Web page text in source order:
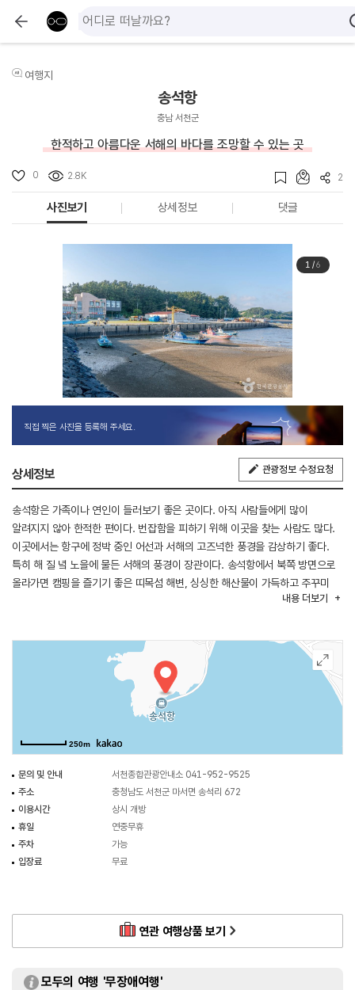
여행지
송석항
충남 서천군
한적하고 아름다운 서해의 바다를 조망할 수 있는 곳
0 2.8K 2
사진보기 상세정보 댓글
1/6
직접 찍은 사진을 등록해 주세요.
상세정보 관광정보 수정요청
송석항은 가족이나 연인이 들러보기 좋은 곳이다. 아직 사람들에게 많이
알려지지 않아 한적한 편이다. 번잡함을 피하기 위해 이곳을 찾는 사람도 많다.
이곳에서는 항구에 정박 중인 어선과 서해의 고즈넉한 풍경을 감상하기 좋다.
특히 해 질 녘 노을에 물든 서해의 풍경이 장관이다. 송석항에서 북쪽 방면으로
올라가면 캠핑을 즐기기 좋은 띠목섬 해변, 싱싱한 해산물이 가득하고 주꾸미
낚시로 유명한 홍원항, 서천 관광지 가운데 하나인 춘장대해수욕장 등이 자리
내용 더보기
250m
문의 및 안내
서천종합관광안내소 041-952-9525
주소
충청남도 서천군 마서면 송석리 672
이용시간
상시 개방
휴일
연중무휴
주차
가능
입장료
무료
연관 여행상품 보기
모두의 여행 '무장애여행'